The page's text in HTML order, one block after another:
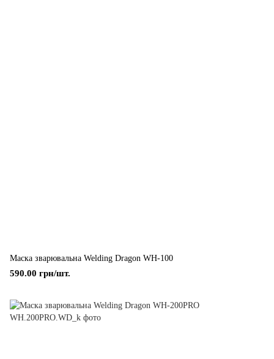
Маска зварювальна Welding Dragon WH-100
590.00 грн/шт.